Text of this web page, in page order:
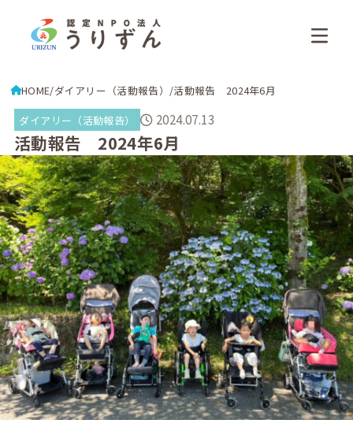
HOME ダイアリー（活動報告） 活動報告 2024年6月
ダイアリー（活動報告） 2024.07.13
活動報告 2024年6月